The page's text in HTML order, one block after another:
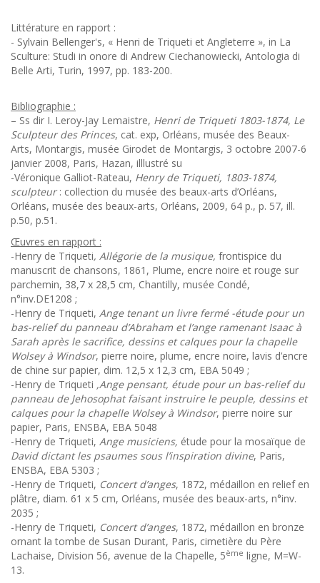
Littérature en rapport :
- Sylvain Bellenger's, « Henri de Triqueti et Angleterre », in La
Sculture: Studi in onore di Andrew Ciechanowiecki, Antologia di
Belle Arti, Turin, 1997, pp. 183-200.
Bibliographie :
– Ss dir I. Leroy-Jay Lemaistre, Henri de Triqueti 1803-1874, Le
Sculpteur des Princes, cat. exp, Orléans, musée des Beaux-
Arts, Montargis, musée Girodet de Montargis, 3 octobre 2007-6
janvier 2008, Paris, Hazan, illlustré su
-Véronique Galliot-Rateau, Henry de Triqueti, 1803-1874,
sculpteur: collection du musée des beaux-arts d’Orléans,
Orléans, musée des beaux-arts, Orléans, 2009, 64 p., p. 57, ill.
p.50, p.51.
Œuvres en rapport :
-Henry de Triqueti, Allégorie de la musique, frontispice du
manuscrit de chansons, 1861, Plume, encre noire et rouge sur
parchemin, 38,7 x 28,5 cm, Chantilly, musée Condé,
n°inv.DE1208 ;
-Henry de Triqueti, Ange tenant un livre fermé -étude pour un
bas-relief du panneau d’Abraham et l’ange ramenant Isaac à
Sarah après le sacrifice, dessins et calques pour la chapelle
Wolsey à Windsor, pierre noire, plume, encre noire, lavis d’encre
de chine sur papier, dim. 12,5 x 12,3 cm, EBA 5049 ;
-Henry de Triqueti ,Ange pensant, étude pour un bas-relief du
panneau de Jehosophat faisant instruire le peuple, dessins et
calques pour la chapelle Wolsey à Windsor, pierre noire sur
papier, Paris, ENSBA, EBA 5048
-Henry de Triqueti, Ange musiciens, étude pour la mosaïque de
David dictant les psaumes sous l’inspiration divine, Paris,
ENSBA, EBA 5303 ;
-Henry de Triqueti, Concert d’anges, 1872, médaillon en relief en
plâtre, diam. 61 x 5 cm, Orléans, musée des beaux-arts, n°inv.
2035 ;
-Henry de Triqueti, Concert d’anges, 1872, médaillon en bronze
ornant la tombe de Susan Durant, Paris, cimetière du Père
Lachaise, Division 56, avenue de la Chapelle, 5ème ligne, M=W-
13.